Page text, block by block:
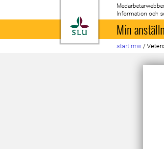
Till startsida
Information och
Min
start mw /